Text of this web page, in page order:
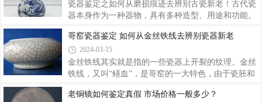
这样的感慨呢，是因为小编就业与拍卖行业多年，帮
助过不计其数的藏友们出手手中的藏品，但是有一部
珐琅彩，张嘴就说保底两百万，我跟他解释说这个是
现代仿制的粉彩瓶，又不能接受说老师不懂，说拍卖
行不懂。我的内心也是非常无奈的。你连珐琅
瓷器鉴定之如何从磨损痕迹去辨别古瓷新老！古代瓷
器本身作为一种器物，具有多种造型、用途和功能。
葬彰显死者身份，也有些本身就是作为日常用器而制
造出来，为了日常的使用。不过不管什么作用的瓷
器，一旦被烧制出来就避免不了被运输和销售，在这
个过程中就会产生被使用，磨损，磕磕碰碰，撞击或
要细心观察才能发现。在拍卖行工作久了，会遇到各
哥窑瓷器鉴定 如何从金丝铁线去辨别瓷器新老
2024-03-15
金丝铁线其实就是指的一些瓷器上开裂的纹理。金丝
铁线，又叫“鳝血”，是哥窑的一大特色，由于瓷胚和
釉面上便会出现一种自然开裂的现象，其纹片如网交
老铜镜如何鉴定真假 市场价格一般多少？